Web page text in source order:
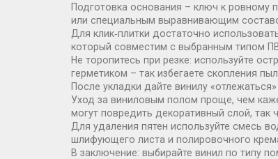
Подготовка основания – ключ к ровному
или специальным выравнивающим
Для клик‑плитки достаточно
который совместим с выбранным типом
Не торопитесь при резке: используйте
герметиком – так избегаете скопления
После укладки дайте винилу
Уход за виниловым полом проще, чем
могут повредить декоративный слой, так
Для удаления пятен используйте смесь
шлифующего листа и полировочного
В заключение: выбирайте винил по типу